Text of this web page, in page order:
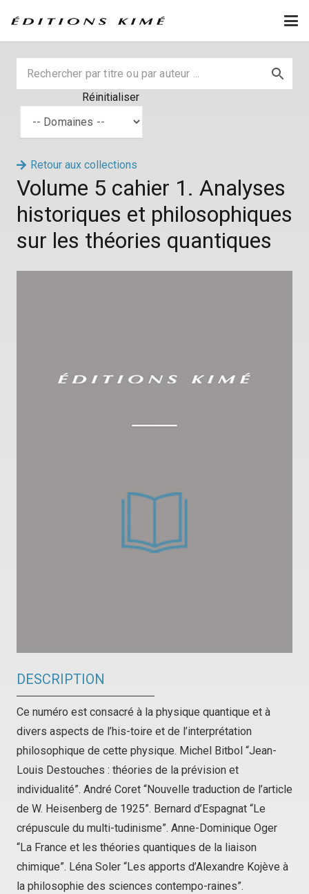
Réinitialiser
Retour aux collections
Volume 5 cahier 1. Analyses
historiques et philosophiques
sur les théories quantiques
DESCRIPTION
Ce numéro est consacré à la physique quantique et à
divers aspects de l’his-toire et de l’interprétation
philosophique de cette physique. Michel Bitbol “Jean-
Louis Destouches : théories de la prévision et
individualité”. André Coret “Nouvelle traduction de l’article
de W. Heisenberg de 1925”. Bernard d’Espagnat “Le
crépuscule du multi-tudinisme”. Anne-Dominique Oger
“La France et les théories quantiques de la liaison
chimique”. Léna Soler “Les apports d’Alexandre Kojève à
la philosophie des sciences contempo-raines”.